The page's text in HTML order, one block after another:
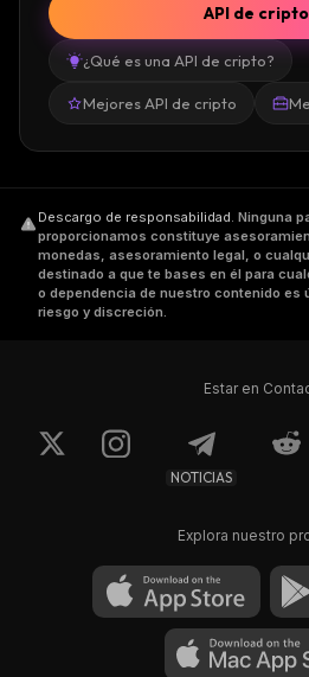
¿Qué es una API de cripto?
Mejores API de cripto
API de cripto
Descargo de responsabilidad. Ninguna
proporcionamos constituye
monedas, asesoramiento legal, o
destinado a que te bases en él para
o dependencia de nuestro contenido es
riesgo y discreción.
Estar en
NOTICIAS
Explora nuestro